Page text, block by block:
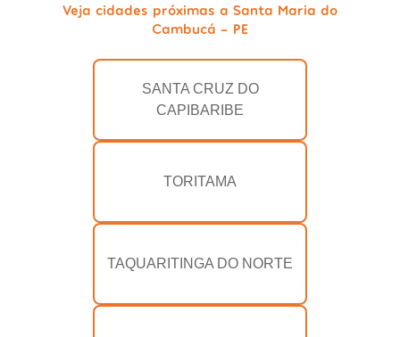
Veja cidades próximas a Santa Maria do
Cambucá - PE
SANTA CRUZ DO
CAPIBARIBE
TORITAMA
TAQUARITINGA DO NORTE